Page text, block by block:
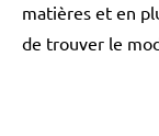
matières et en
de trouver le